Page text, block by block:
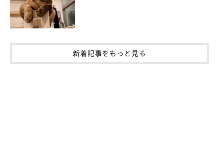
ケース② Mさん宅のしあわセンチ
猫を1匹飼っているMさん宅では、ご夫婦がそろってご飯を食べ
ていると愛猫のTちゃんが2人の間に入ってきて、ごろんと寝転が
新着記事をもっと見る